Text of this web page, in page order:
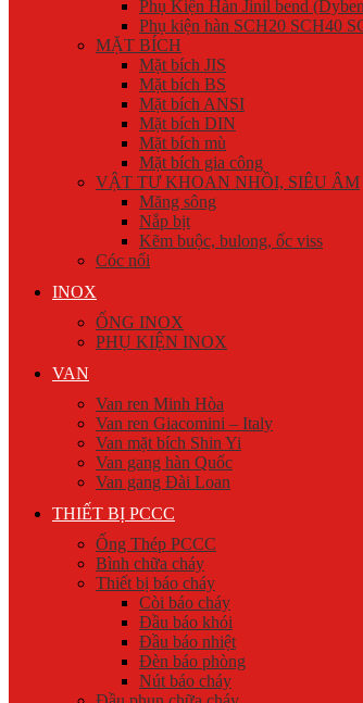
Phụ Kiện Hàn Jinil bend
Phụ kiện hàn SCH20 SCH40
MẶT BÍCH
Mặt bích JIS
Mặt bích BS
Mặt bích ANSI
Mặt bích DIN
Mặt bích mù
Mặt bích gia công
VẬT TƯ KHOAN NHỒI, SIÊU ÂM
Măng sông
Nắp bịt
Kẽm buộc, bulong, ốc viss
Cóc nối
INOX
ỐNG INOX
PHỤ KIỆN INOX
VAN
Van ren Minh Hòa
Van ren Giacomini – Italy
Van mặt bích Shin Yi
Van gang hàn Quốc
Van gang Đài Loan
THIẾT BỊ PCCC
Ống Thép PCCC
Bình chữa cháy
Thiết bị báo cháy
Còi báo cháy
Đầu báo khói
Đầu báo nhiệt
Đèn báo phòng
Nút báo cháy